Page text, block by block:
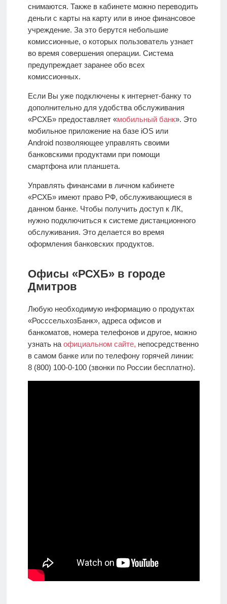
снимаются. Также в кабинете можно переводить
деньги с карты на карту или в иное финансовое
учреждение. За это берутся небольшие
комиссионные, о которых пользователь узнает
во время совершения операции. Система
предупреждает заранее обо всех
комиссионных.
Если Вы уже подключены к интернет-банку то
дополнительно для удобства обслуживания
«РСХБ» предоставляет «мобильный банк». Это
мобильное приложение на базе iOS или
Android позволяющее управлять своими
банковскими продуктами при помощи
смартфона или планшета.
Управлять финансами в личном кабинете
«РСХБ» имеют право РФ, обслуживающиеся в
данном банке. Чтобы получить доступ к ЛК,
нужно подключиться к системе дистанционного
обслуживания. Это делается во время
оформления банковских продуктов.
Офисы «РСХБ» в городе
Дмитров
Любую необходимую информацию о продуктах
«РосссельхозБанк», адреса офисов и
банкоматов, номера телефонов и другое, можно
узнать на официальном сайте, непосредственно
в самом банке или по телефону горячей линии:
8 (800) 100-0-100 (звонки по России бесплатно).